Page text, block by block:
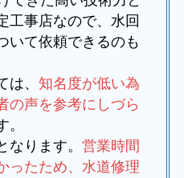
工事店なので、水回
いて依頼できるのも
、 知名度が低い為
の声を参考にしづら
なります。 営業時間
ったため、水道修理